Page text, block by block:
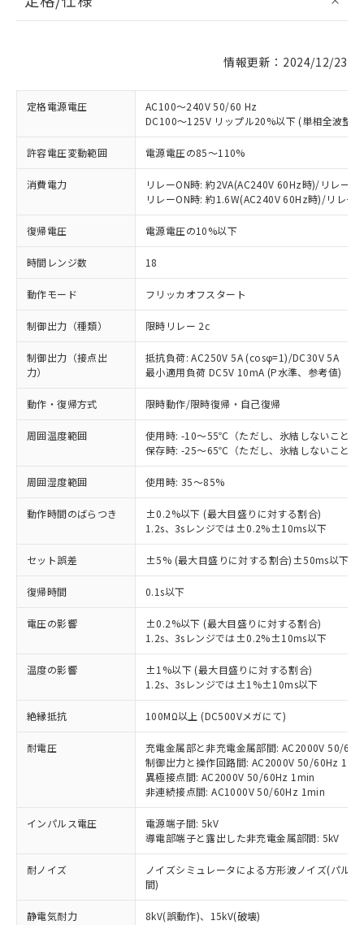
情報更新：2024/12/23
定格電源電圧
AC100～240V 50/60 Hz
DC100～125V リップル20%以下 (単相全波整
許容電圧変動範囲 電源電圧の85～110%
消費電力
リレーON時: 約2VA(AC240V 60Hz時)/リレー
リレーON時: 約1.6W(AC240V 60Hz時)/リレー
復帰電圧 電源電圧の10%以下
時間レンジ数 18
動作モード フリッカオフスタート
制御出力（種類） 限時リレー 2c
制御出力（接点出
力）
抵抗負荷: AC250V 5A (cosφ=1)/DC30V 5A
最小適用負荷 DC5V 10mA (P水準、参考値)
動作・復帰方式 限時動作/限時復帰・自己復帰
周囲温度範囲
使用時: -10～55℃（ただし、氷結しないこと）
保存時: -25～65℃（ただし、氷結しないこと）
周囲湿度範囲 使用時: 35～85%
動作時間のばらつき
±0.2%以下 (最大目盛りに対する割合)
1.2s、3sレンジでは±0.2%±10ms以下
セット誤差 ±5% (最大目盛りに対する割合)±50ms以下
復帰時間 0.1s以下
電圧の影響
±0.2%以下 (最大目盛りに対する割合)
1.2s、3sレンジでは±0.2%±10ms以下
温度の影響
±1%以下 (最大目盛りに対する割合)
1.2s、3sレンジでは±1%±10ms以下
絶縁抵抗 100MΩ以上 (DC500Vメガにて)
耐電圧
充電金属部と非充電金属部間: AC2000V 50/
制御出力と操作回路間: AC2000V 50/60Hz
異極接点間: AC2000V 50/60Hz 1min
非連続接点間: AC1000V 50/60Hz 1min
インパルス電圧
電源端子間: 5kV
導電部端子と露出した非充電金属部間: 5kV
耐ノイズ
ノイズシミュレータによる方形波ノイズ(パル
間)
静電気耐力 8kV(誤動作)、15kV(破壊)
ご利用条件
以下の条件をお読みいただき、同意のうえ
ご利用ください。
本サービスは、当社制御機器事業取扱
商品の当社在庫状況および標準価格
(税抜)を提供させていただくもので
当社制御機器事業取扱商品の中には、
本サービスの対象外となる商品もある
ことをご了承ください。
在庫状況および標準価格照会結果は、
※1 対応状況
対応済み：EU RoHS指令（10物質）の
非含有に対応した製品が提供可能な商品で
す。
対応予定：EU RoHS指令（10物質）の非含
有に対応した製品に切り替える予定のある
商品です。
非含有に非対応の商品で、対応品を出す予
定はありません。
調査・確認中：EU RoHS指令（10物質）の
非含有の対応状況を調査中または確認中の
商品です。
非該当品：ライセンス料など無形物で、有
害物質有無と関係のない商品です。
仕入先様の事情により、非含有部品として
いたものが、含有品と判明した場合などや
むを得ず変更することがあります。
※1 中国RoHS○×表
「○」：最大均質材料含有率が中国RoHSの
基準値以下であることを示します。
「×」：最大均質材料含有率が中国RoHSの
基準値を超えていることを示します。
「－」：未確認です。当社販売部門へお問
当社は、これら貴社製品のうち、外国
為替および外国貿易法に定める商品